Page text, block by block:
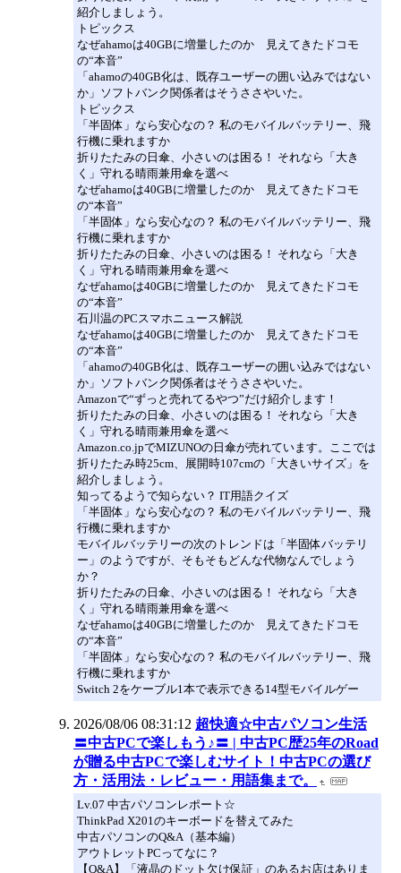
紹介しましょう。
トピックス
なぜahamoは40GBに増量したのか 見えてきたドコモ
の“本音”
「ahamoの40GB化は、既存ユーザーの囲い込みではない
か」ソフトバンク関係者はそうささやいた。
トピックス
「半固体」なら安心なの？ 私のモバイルバッテリー、飛
行機に乗れますか
折りたたみの日傘、小さいのは困る！ それなら「大き
く」守れる晴雨兼用傘を選べ
なぜahamoは40GBに増量したのか 見えてきたドコモ
の“本音”
「半固体」なら安心なの？ 私のモバイルバッテリー、飛
行機に乗れますか
折りたたみの日傘、小さいのは困る！ それなら「大き
く」守れる晴雨兼用傘を選べ
なぜahamoは40GBに増量したのか 見えてきたドコモ
の“本音”
石川温のPCスマホニュース解説
なぜahamoは40GBに増量したのか 見えてきたドコモ
の“本音”
「ahamoの40GB化は、既存ユーザーの囲い込みではない
か」ソフトバンク関係者はそうささやいた。
Amazonで“ずっと売れてるやつ”だけ紹介します！
折りたたみの日傘、小さいのは困る！ それなら「大き
く」守れる晴雨兼用傘を選べ
Amazon.co.jpでMIZUNOの日傘が売れています。ここでは
折りたたみ時25cm、展開時107cmの「大きいサイズ」を
紹介しましょう。
知ってるようで知らない？ IT用語クイズ
「半固体」なら安心なの？ 私のモバイルバッテリー、飛
行機に乗れますか
モバイルバッテリーの次のトレンドは「半固体バッテリ
ー」のようですが、そもそもどんな代物なんでしょう
か？
折りたたみの日傘、小さいのは困る！ それなら「大き
く」守れる晴雨兼用傘を選べ
なぜahamoは40GBに増量したのか 見えてきたドコモ
の“本音”
「半固体」なら安心なの？ 私のモバイルバッテリー、飛
行機に乗れますか
Switch 2をケーブル1本で表示できる14型モバイルゲー
2026/08/06 08:31:12 超快適☆中古パソコン生活
〓中古PCで楽しもう♪〓 | 中古PC歴25年のRoad
が贈る中古PCで楽しむサイト！中古PCの選び
方・活用法・レビュー・用語集まで。
Lv.07 中古パソコンレポート☆
ThinkPad X201のキーボードを替えてみた
中古パソコンのQ&A（基本編）
アウトレットPCってなに？
【Q&A】「液晶のドット欠け保証」のあるお店はありま